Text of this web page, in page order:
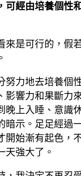
可經由培養個性
來是可行的，假
努力地去培養個
影響力和果斷力
晚上入睡、意識
暗示。足足經過
開始漸有起色，
天強大了。